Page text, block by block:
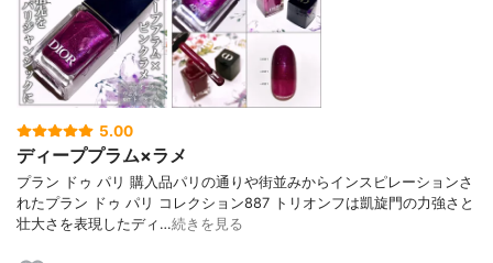
5.00
ディーププラム×ラメ
プラン ドゥ パリ 購入品パリの通りや街並みからインスピレーションさ
れたプラン ドゥ パリ コレクション887 トリオンフは凱旋門の力強さと
壮大さを表現したディ…続きを見る